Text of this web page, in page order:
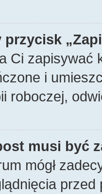
przycisk
Ci zapisywać
i
roboczej,
musi być
mógł